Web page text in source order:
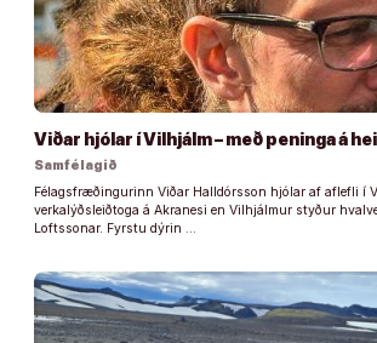
Viðar hjólar í Vilhjálm – með peninga á
Samfélagið
Félagsfræðingurinn Viðar Halldórsson hjólar af aflefli í
verkalýðsleiðtoga á Akranesi en Vilhjálmur styður
Loftssonar. Fyrstu dýrin …